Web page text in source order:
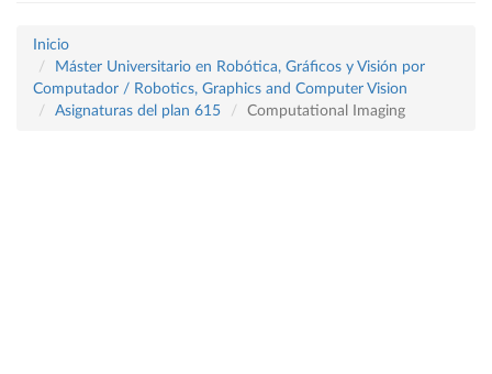
Inicio
Máster Universitario en Robótica, Gráficos y Visión por
Computador / Robotics, Graphics and Computer Vision
Asignaturas del plan 615
Computational Imaging